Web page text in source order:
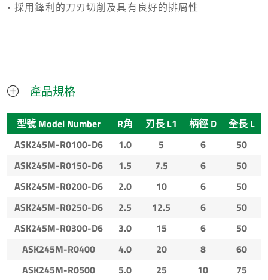
• 採用鋒利的刀刃切削及具有良好的排屑性
產品規格
型號 Model Number R角 刃長 L1 柄徑 D
全長 L
ASK245M-R0100-D6
1.0 5 6
50
ASK245M-R0150-D6
1.5 7.5 6
50
ASK245M-R0200-D6
2.0 10 6
50
ASK245M-R0250-D6
2.5 12.5 6
50
ASK245M-R0300-D6
3.0 15 6
50
ASK245M-R0400
4.0 20 8
60
ASK245M-R0500
5.0 25 10
75